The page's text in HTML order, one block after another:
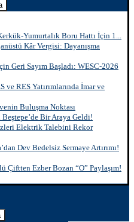
Yumurtalık Boru Hattı İçin 1...
Kâr Vergisi: Dayanışma
Geri Sayım Başladı: WESC-2026
RES Yatırımlarında İmar ve
Buluşma Noktası
Bir Araya Geldi!
Elektrik Talebini Rekor
Dev Bedelsiz Sermaye Artırımı!
Çiftten Ezber Bozan “O” Paylaşım!